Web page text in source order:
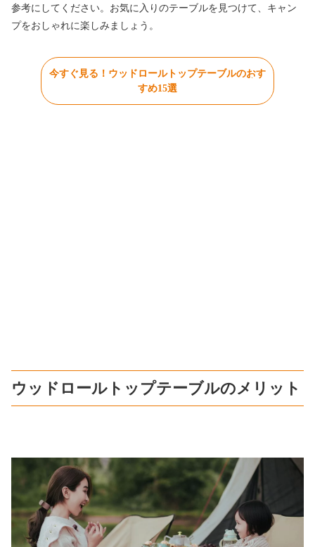
参考にしてください。お気に入りのテーブルを見つけて、キャン
プをおしゃれに楽しみましょう。
今すぐ見る！ウッドロールトップテーブルのおす
すめ15選
ウッドロールトップテーブルのメリット